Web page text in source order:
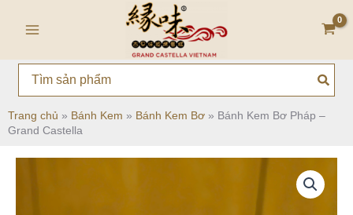
dung
for:
Trang chủ » Bánh Kem » Bánh Kem Bơ » Bánh Kem Bơ Pháp –
Grand Castella